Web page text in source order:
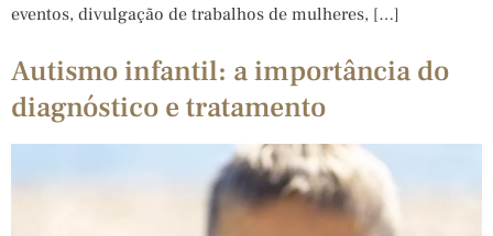
eventos, divulgação de trabalhos de mulheres, […]
Autismo infantil: a importância do
diagnóstico e tratamento